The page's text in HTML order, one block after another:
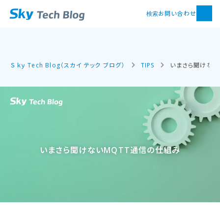
検索お問い合わせ
Ｓｋｙ Tech Blog（スカイ テック ブログ） TIPS いまさら聞けな
いまさら​聞けない​MQTT通信の​仕組み